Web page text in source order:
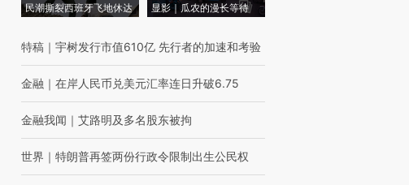
民潮撕裂西班牙飞地休达
显影｜瓜农的漫长等待
特稿 ｜ 宇树发行市值610亿 先行者的加速和考验
金融 ｜ 在岸人民币兑美元汇率连日升破6.75
金融我闻 ｜ 艾路明及多名股东被拘
世界 ｜ 特朗普再签两份行政令限制出生公民权